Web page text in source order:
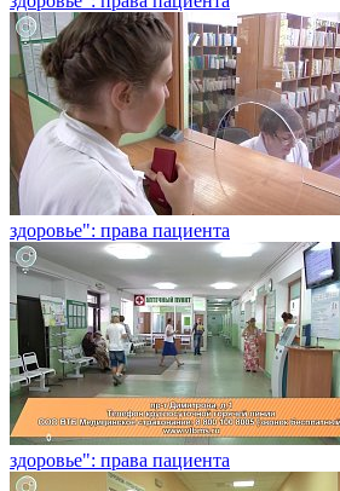
здоровье": права пациента
здоровье": права пациента